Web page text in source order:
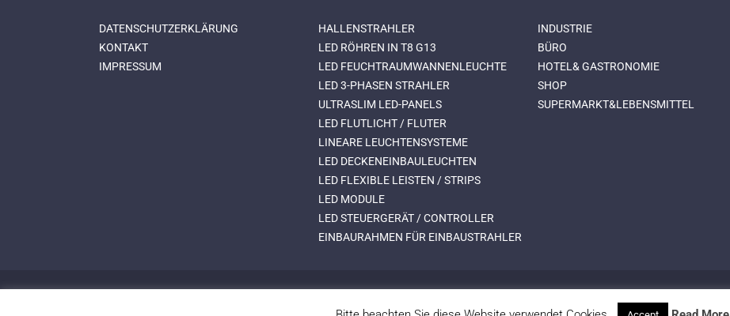
DATENSCHUTZERKLÄRUNG
KONTAKT
IMPRESSUM
HALLENSTRAHLER
LED RÖHREN IN T8 G13
LED FEUCHTRAUMWANNENLEUCHTE
LED 3-PHASEN STRAHLER
ULTRASLIM LED-PANELS
LED FLUTLICHT / FLUTER
LINEARE LEUCHTENSYSTEME
LED DECKENEINBAULEUCHTEN
LED FLEXIBLE LEISTEN / STRIPS
LED MODULE
LED STEUERGERÄT / CONTROLLER
EINBAURAHMEN FÜR EINBAUSTRAHLER
INDUSTRIE
BÜRO
HOTEL& GASTRONOMIE
SHOP
SUPERMARKT&LEBENSMITTEL